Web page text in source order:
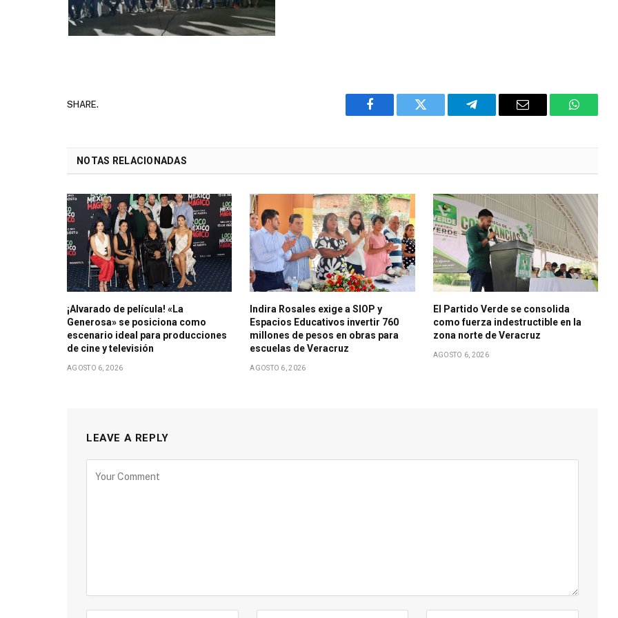
SHARE.
Facebook Twitter Telegram Email
NOTAS RELACIONADAS
¡Alvarado de película! «La
Generosa» se posiciona como
escenario ideal para producciones
de cine y televisión
AGOSTO 6, 2026
Indira Rosales exige a SIOP y
Espacios Educativos invertir 760
millones de pesos en obras para
escuelas de Veracruz
AGOSTO 6, 2026
El Partido Verde se consolida
como fuerza indestructible en la
zona norte de Veracruz
AGOSTO 6, 2026
LEAVE A REPLY